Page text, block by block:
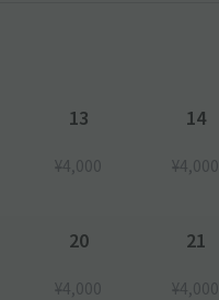
13
¥4,000
14
¥4,000
20
¥4,000
21
¥4,000